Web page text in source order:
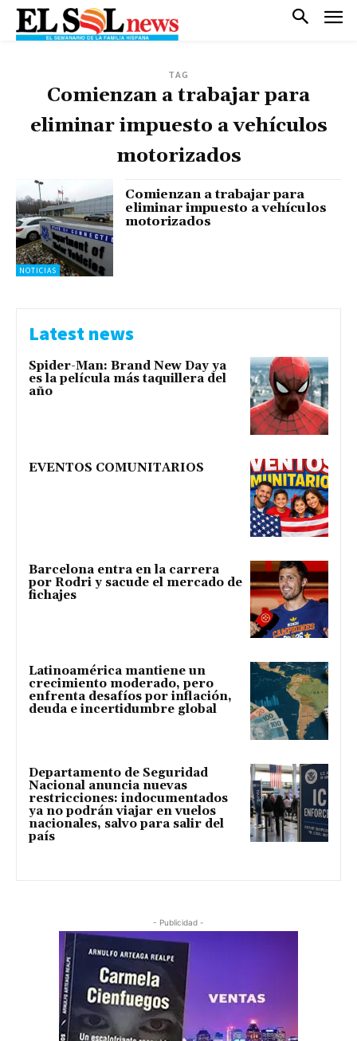
TAG
Comienzan a trabajar para
eliminar impuesto a vehículos
motorizados
NOTICIAS
Comienzan a trabajar para
eliminar impuesto a vehículos
motorizados
Latest news
Spider-Man: Brand New Day ya
es la película más taquillera del
año
EVENTOS COMUNITARIOS
Barcelona entra en la carrera
por Rodri y sacude el mercado de
fichajes
Latinoamérica mantiene un
crecimiento moderado, pero
enfrenta desafíos por inflación,
deuda e incertidumbre global
Departamento de Seguridad
Nacional anuncia nuevas
restricciones: indocumentados
ya no podrán viajar en vuelos
nacionales, salvo para salir del
país
- Publicidad -